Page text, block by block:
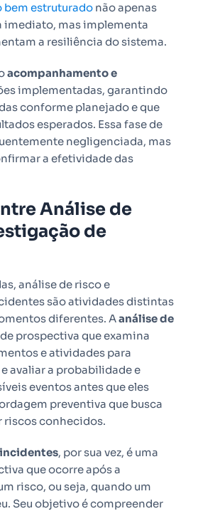
bem estruturado não apenas
imediato, mas implementa
a resiliência do sistema.
acompanhamento e
implementadas, garantindo
conforme planejado e que
esperados. Essa fase de
negligenciada, mas
a efetividade das
Análise de
de
análise de risco e
são atividades distintas
diferentes. Aanálise de
prospectiva que examina
e atividades para
avaliar a probabilidade e
eventos antes que eles
preventiva que busca
conhecidos.
, por sua vez, é uma
que ocorre após a
risco, ou seja, quando um
Seu objetivo é compreender